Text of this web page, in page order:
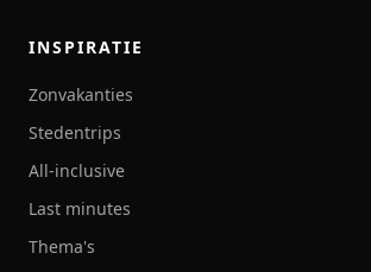
INSPIRATIE
Zonvakanties
Stedentrips
All-inclusive
Last minutes
Thema's